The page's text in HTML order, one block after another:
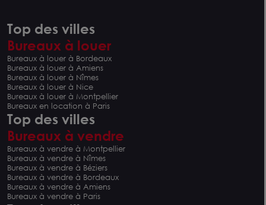
Top des villes
Bureaux à louer
Bureaux à louer à Bordeaux
Bureaux à louer à Amiens
Bureaux à louer à Nîmes
Bureaux à louer à Nice
Bureaux à louer à Montpellier
Bureaux en location à Paris
Top des villes
Bureaux à vendre
Bureaux à vendre à Montpellier
Bureaux à vendre à Nîmes
Bureaux à vendre à Béziers
Bureaux à vendre à Bordeaux
Bureaux à vendre à Amiens
Bureaux à vendre à Paris